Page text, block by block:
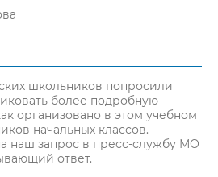
школьников попросили
более подробную
организовано в этом учебном
начальных классов.
наш запрос в пресс-службу МО
ответ.